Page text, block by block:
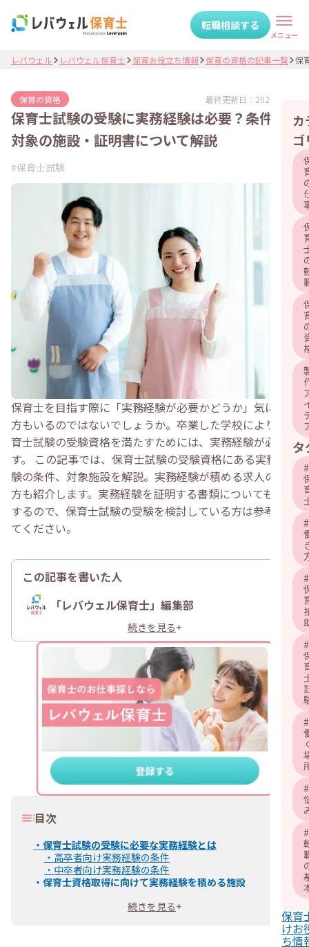
転職相談する
メニュー
カ
ゴ
タ
#
#
#
#
#
#
#
保育
けお
ち情
レバウェル レバウェル保育士 保育お役立ち情報 保育の資格の記事一覧 保
保育の資格 最終更新日： 2026.05.21
保育士試験の受験に実務経験は必要？条件や
対象の施設・証明書について解説
#保育士試験
保育士を目指す際に「実務経験が必要かどうか」気になる
方もいるのではないでしょうか。卒業した学校により、保
育士試験の受験資格を満たすためには、実務経験が必要で
す。 この記事では、保育士試験の受験資格にある実務経
験の条件、対象施設を解説。実務経験が積める求人の探し
方も紹介します。実務経験を証明する書類についても解説
するので、保育士試験の受験を検討している方は参考にし
てください。
この記事を書いた人
「レバウェル保育士」編集部
続きを見る+
目次
・ 保育士試験の受験に必要な実務経験とは
・ 高卒者向け実務経験の条件
・ 中卒者向け実務経験の条件
・ 保育士資格取得に向けて実務経験を積める施設
受験資格認定基準に該当する施設・事業
続きを見る+